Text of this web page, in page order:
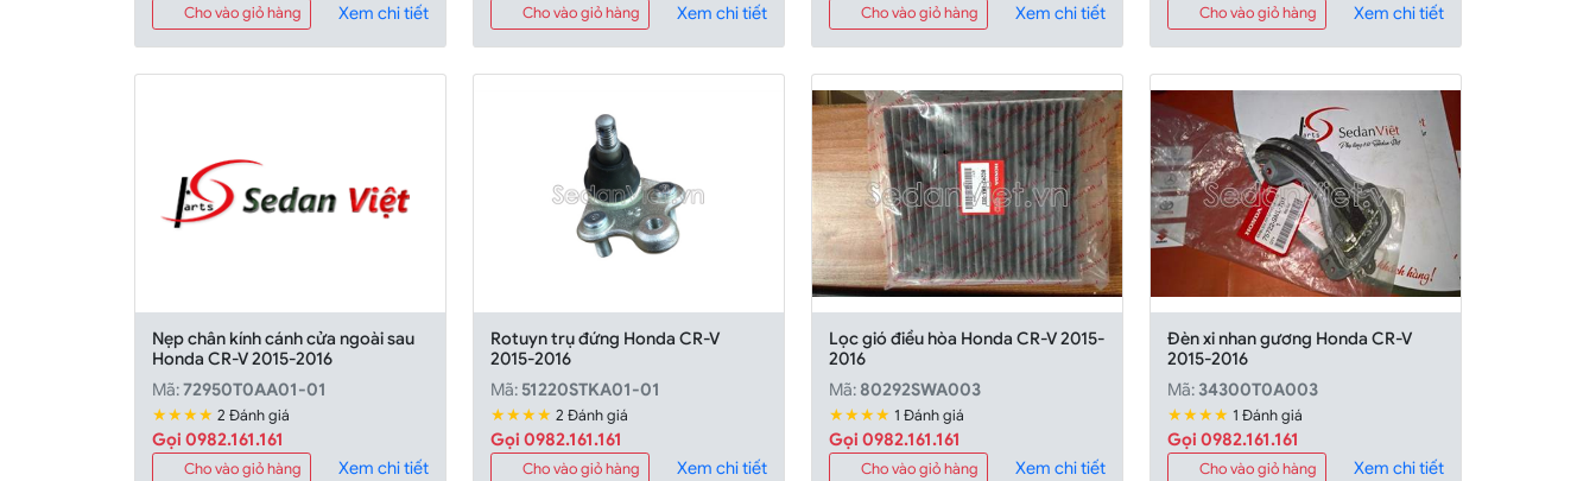
Cho vào giỏ hàng Xem chi tiết Cho vào giỏ hàng Xem chi tiết Cho vào giỏ hàng Xem chi tiết Cho vào giỏ hàng Xem chi tiết
Nẹp chân kính cánh cửa ngoài sau
Honda CR-V 2015-2016
Mã:72950T0AA01-01
★★★★ 2 Đánh giá
Gọi 0982.161.161
Cho vào giỏ hàng Xem chi tiết
Rotuyn trụ đứng Honda CR-V
2015-2016
Mã: 51220STKA01-01
★★★★ 2 Đánh giá
Gọi 0982.161.161
Cho vào giỏ hàng Xem chi tiết
Lọc gió điều hòa Honda CR-V 2015-
2016
Mã: 80292SWA003
★★★★ 1 Đánh giá
Gọi 0982.161.161
Cho vào giỏ hàng Xem chi tiết
Đèn xi nhan gương Honda CR-V
2015-2016
Mã: 34300T0A003
★★★★ 1 Đánh giá
Gọi 0982.161.161
Cho vào giỏ hàng Xem chi tiết